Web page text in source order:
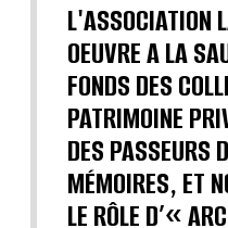
L'ASSOCIATION
OEUVRE A LA
FONDS DES
PATRIMOINE
DES PASSEURS
MÉMOIRES, ET
LE RÔLE D’«